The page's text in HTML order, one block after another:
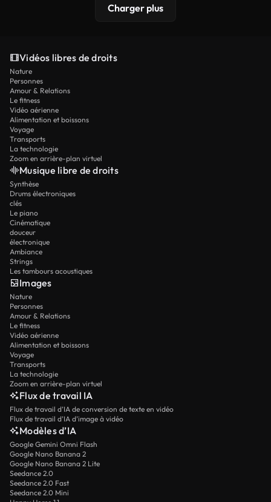
Charger plus
Vidéos libres de droits
Nature
Personnes
Amour & Relations
Le fitness
Vidéo aérienne
Alimentation et boissons
Voyage
Transports
La technologie
Zoom en arrière-plan virtuel
Musique libre de droits
Synthèse
Drums électroniques
clés
Le piano
Cinématique
douceur
électronique
Ambiance
Strings
Les tambours acoustiques
Images
Nature
Personnes
Amour & Relations
Le fitness
Vidéo aérienne
Alimentation et boissons
Voyage
Transports
La technologie
Zoom en arrière-plan virtuel
Flux de travail IA
Flux de travail d’IA de conversion de texte en vidéo
Flux de travail d’IA d’image à vidéo
Modèles d’IA
Google Gemini Omni Flash
Google Nano Banana 2
Google Nano Banana 2 Lite
Seedance 2.0
Seedance 2.0 Fast
Seedance 2.0 Mini